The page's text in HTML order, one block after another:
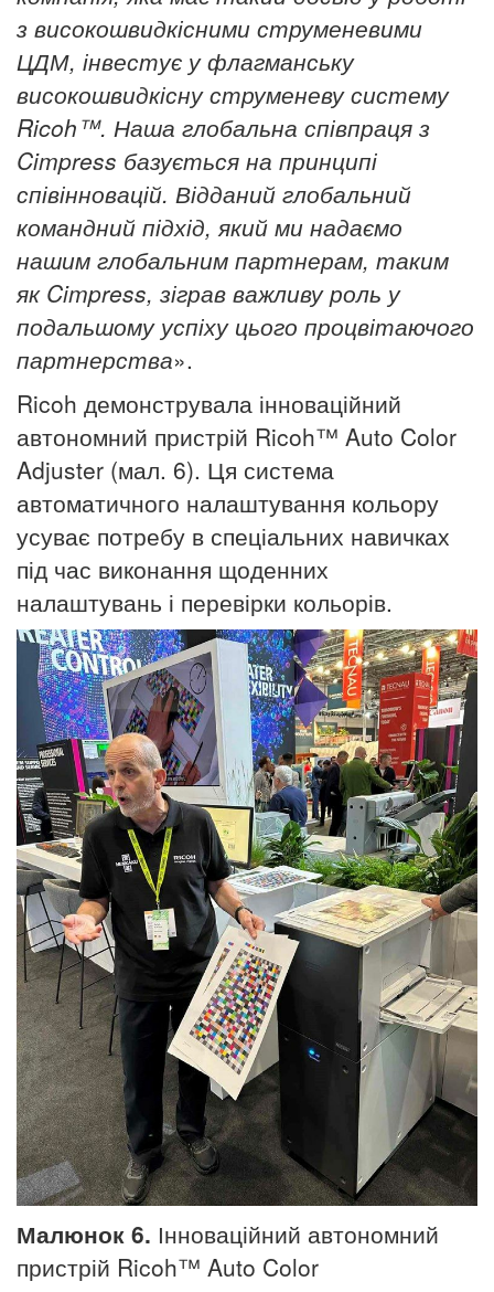
з високошвидкісними струменевими
ЦДМ, інвестує у флагманську
високошвидкісну струменеву систему
Ricoh™. Наша глобальна співпраця з
Cimpress базується на принципі
співінновацій. Відданий глобальний
командний підхід, який ми надаємо
нашим глобальним партнерам, таким
як Cimpress, зіграв важливу роль у
подальшому успіху цього процвітаючого
партнерства».
Ricoh демонструвала інноваційний
автономний пристрій Ricoh™ Auto Color
Adjuster (мал. 6). Ця система
автоматичного налаштування кольору
усуває потребу в спеціальних навичках
під час виконання щоденних
налаштувань і перевірки кольорів.
Малюнок 6. Інноваційний автономний
пристрій Ricoh™ Auto Color